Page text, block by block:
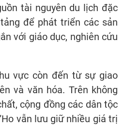
tài nguyên du lịch đặc
để phát triển các sản
với giáo dục, nghiên cứu
vực còn đến từ sự giao
và văn hóa. Trên không
cộng đồng các dân tộc
vẫn lưu giữ nhiều giá trị